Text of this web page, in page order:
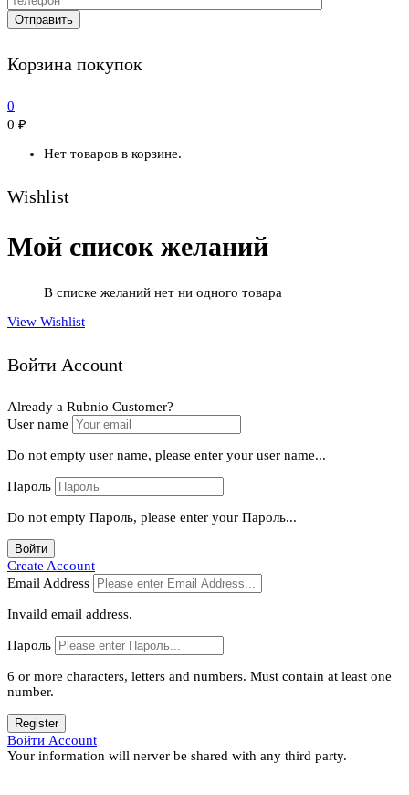
Корзина покупок
0
0 ₽
Нет товаров в корзине.
Wishlist
Мой список желаний
В списке желаний нет ни одного товара
View Wishlist
Войти Account
Already a Rubnio Customer?
User name
Do not empty user name, please enter your user name...
Пароль
Do not empty Пароль, please enter your Пароль...
Войти
Create Account
Email Address
Invaild email address.
Пароль
6 or more characters, letters and numbers. Must contain at least one
number.
Register
Войти Account
Your information will nerver be shared with any third party.